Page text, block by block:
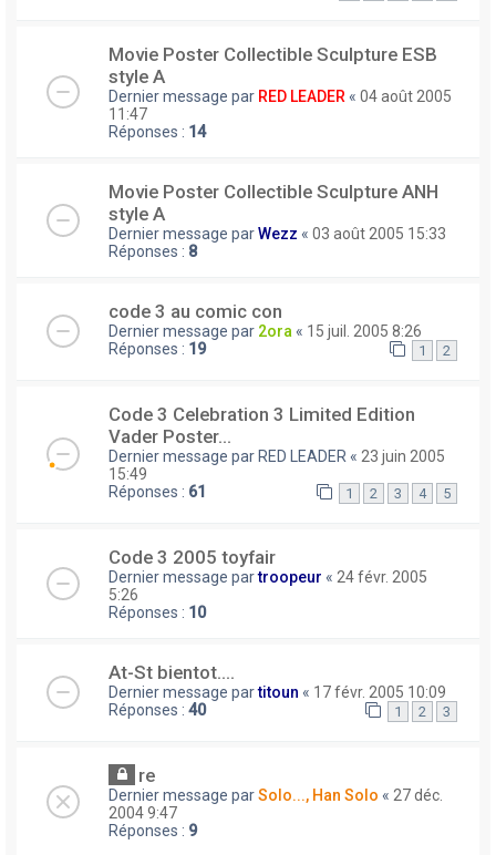
Movie Poster Collectible Sculpture ESB
style A
Dernier message par RED LEADER « 04 août 2005
11:47
Réponses : 14
Movie Poster Collectible Sculpture ANH
style A
Dernier message parWezz « 03 août 2005 15:33
Réponses : 8
code 3 au comic con
Dernier message par 2ora « 15 juil. 2005 8:26
Réponses : 19 1 2
Code 3 Celebration 3 Limited Edition
Vader Poster...
Dernier message par RED LEADER « 23 juin 2005
15:49
Réponses : 61 1 2 3 4 5
Code 3 2005 toyfair
Dernier message partroopeur « 24 févr. 2005
5:26
Réponses : 10
At-St bientot....
Dernier message partitoun « 17 févr. 2005 10:09
Réponses : 40 1 2 3
re
Dernier message parSolo..., Han Solo « 27 déc.
2004 9:47
Réponses : 9